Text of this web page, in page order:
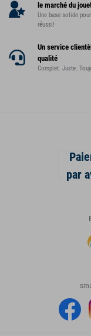
le marché du
Une base solide
réussi!
Un service
qualité
Complet. Juste.
par